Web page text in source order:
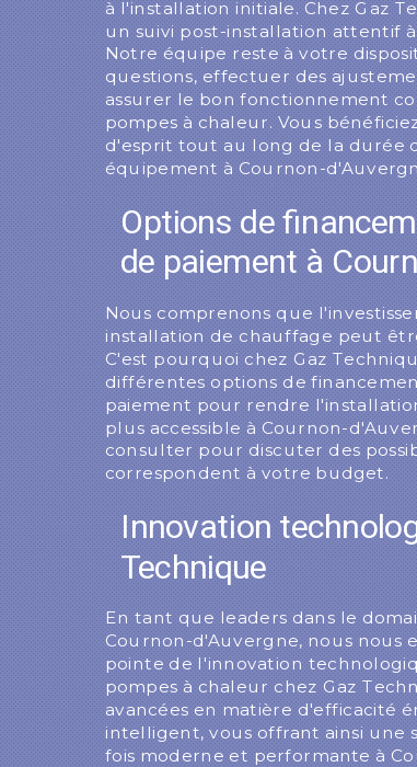
à l'installation initiale. Chez Gaz
un suivi post-installation attentif
Notre équipe reste à votre
questions, effectuer des
assurer le bon fonctionnement
pompes à chaleur. Vous
d'esprit tout au long de la durée
équipement à Cournon-
Options de
de paiement à
Nous comprenons que
installation de chauffage peut
C'est pourquoi chez Gaz
différentes options de
paiement pour rendre
plus accessible à Cournon-
consulter pour discuter des
correspondent à votre budget.
Innovation
Technique
En tant que leaders dans le
Cournon-d'Auvergne, nous nous
pointe de l'innovation
pompes à chaleur chez Gaz
avancées en matière d'efficacité
intelligent, vous offrant ainsi une
fois moderne et performante à